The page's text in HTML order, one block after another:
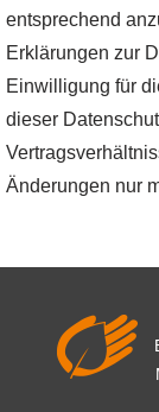
entsprechend
Erklärungen zur
Einwilligung für
dieser
Änderungen nur